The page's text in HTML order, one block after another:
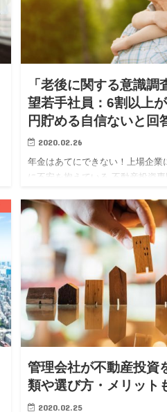
「老後に関する意識調
望若手社員：6割以上
円貯める自信ないと回
2020.02.26
年金はあてにできない！上場企業
に不安を抱えている 不動産投資
藤 剛、本社：東京都渋谷区）は
上の20代男…
管理会社が不動産投資
類や選び方・メリット
2020.02.25